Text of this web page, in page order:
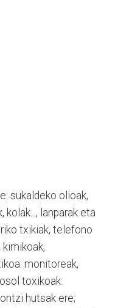
sukaldeko olioak,
kolak..., lanparak eta
txikiak, telefono
kimikoak,
monitoreak,
toxikoak:
hutsak ere;